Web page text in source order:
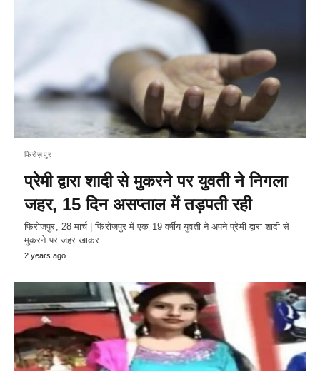
फिरोज़पुर
प्रेमी द्वारा शादी से मुकरने पर युवती ने निगला
जहर, 15 दिन असप्ताल में तड़पती रही
फिरोजपुर, 28 मार्च | फिरोजपुर में एक 19 वर्षीय युवती ने अपने प्रेमी द्वारा शादी से
मुकरने पर जहर खाकर…
2 years ago